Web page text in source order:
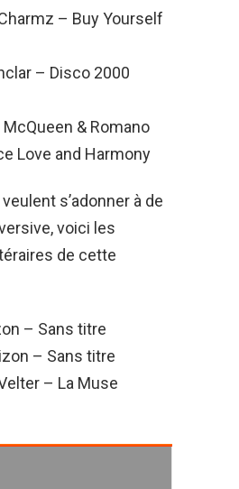
– Buy Yourself
– Disco 2000
McQueen & Romano
Love and Harmony
s’adonner à de
voici les
de cette
– Sans titre
– Sans titre
– La Muse